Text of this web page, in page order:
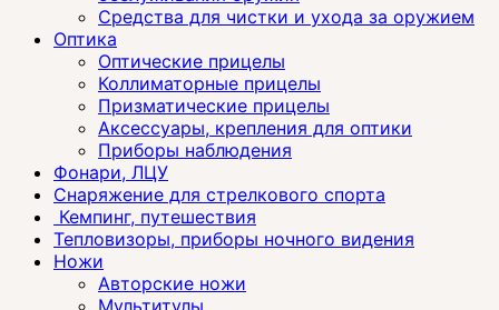
Средства для чистки и ухода за оружием
Оптика
Оптические прицелы
Коллиматорные прицелы
Призматические прицелы
Аксессуары, крепления для оптики
Приборы наблюдения
Фонари, ЛЦУ
Снаряжение для стрелкового спорта
Кемпинг, путешествия
Тепловизоры, приборы ночного видения
Ножи
Авторские ножи
Мультитулы